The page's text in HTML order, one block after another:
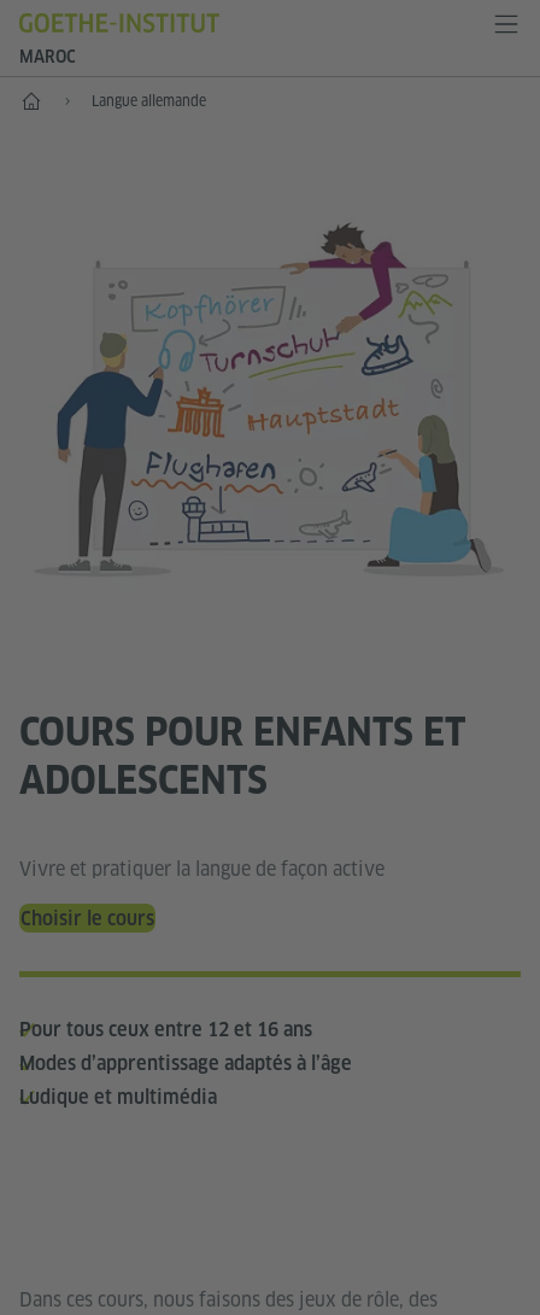
MAROC
Accueil Langue allemande
COURS POUR ENFANTS ET
ADOLESCENTS
Vivre et pratiquer la langue de façon active
Choisir le cours
Pour tous ceux entre 12 et 16 ans
Modes d’apprentissage adaptés à l’âge
Ludique et multimédia
Dans ces cours, nous faisons des jeux de rôle, des